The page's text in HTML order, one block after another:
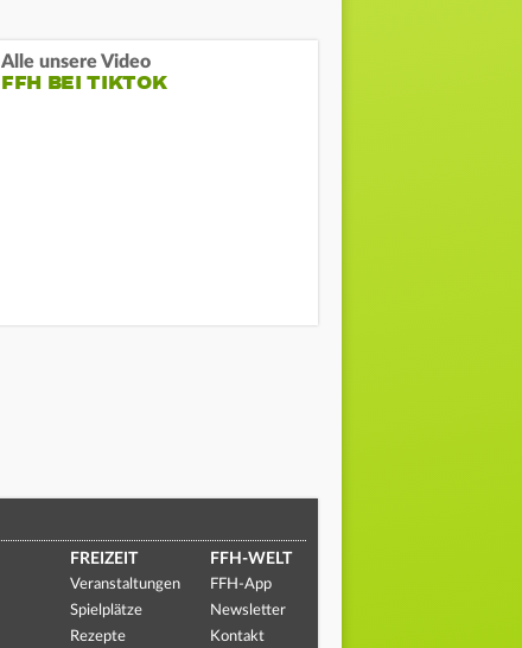
Alle unsere Video
FFH BEI TIKTOK
FREIZEIT
Veranstaltungen
Spielplätze
Rezepte
FFH-WELT
FFH-App
Newsletter
Kontakt